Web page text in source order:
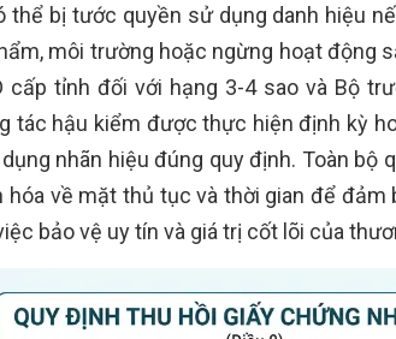
thể bị tước quyền sử dụng danh hiệu
môi trường hoặc ngừng hoạt động
cấp tỉnh đối với hạng 3-4 sao và Bộ
tác hậu kiểm được thực hiện định kỳ
nhãn hiệu đúng quy định. Toàn bộ
về mặt thủ tục và thời gian để
bảo vệ uy tín và giá trị cốt lõi của